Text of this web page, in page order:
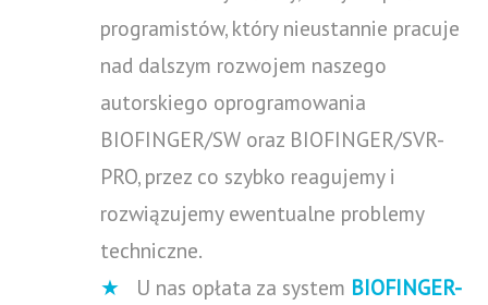
programistów, który nieustannie pracuje
nad dalszym rozwojem naszego
autorskiego oprogramowania
BIOFINGER/SW oraz BIOFINGER/SVR-
PRO, przez co szybko reagujemy i
rozwiązujemy ewentualne problemy
techniczne.
★ U nas opłata za system BIOFINGER-